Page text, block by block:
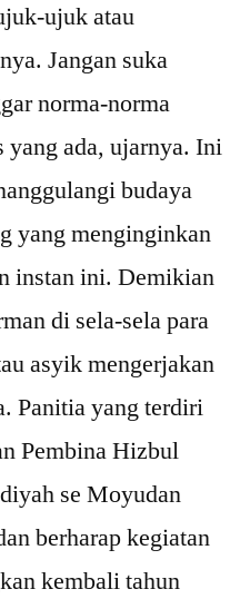
ujuk atau
Jangan suka
norma-norma
ada, ujarnya. Ini
budaya
yang menginginkan
instan ini. Demikian
di sela-sela para
asyik mengerjakan
Panitia yang terdiri
Pembina Hizbul
se Moyudan
berharap kegiatan
kembali tahun